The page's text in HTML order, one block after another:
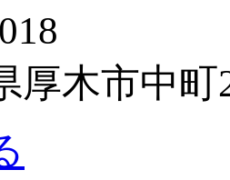
厚木市中町